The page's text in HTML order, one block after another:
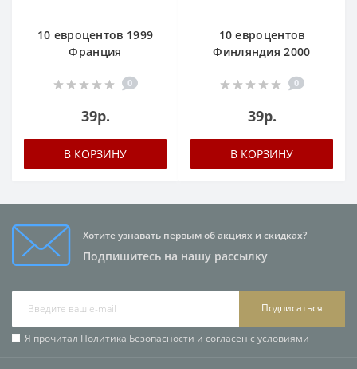
10 евроцентов 1999
Франция
0
39р.
В КОРЗИНУ
10 евроцентов
Финляндия 2000
0
39р.
В КОРЗИНУ
Хотите узнавать первым об акциях и скидках?
Подпишитесь на нашу рассылку
Подписаться
Я прочитал Политика Безопасности и согласен с условиями